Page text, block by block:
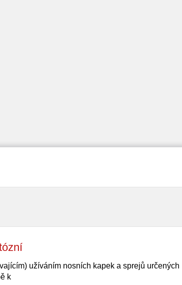
užíváním nosních kapek a sprejů určených
k